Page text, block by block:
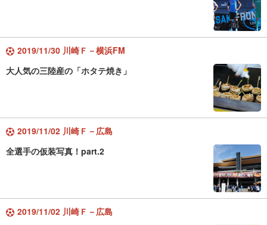
2019/11/30 川崎Ｆ－横浜FM
大人気の三陸産の「ホタテ焼き」
2019/11/02 川崎Ｆ－広島
全選手の仮装写真！part.2
2019/11/02 川崎Ｆ－広島